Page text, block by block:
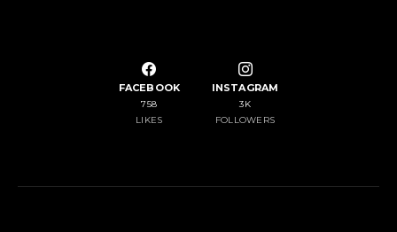
FACEBOOK
758
LIKES
INSTAGRAM
3K
FOLLOWERS